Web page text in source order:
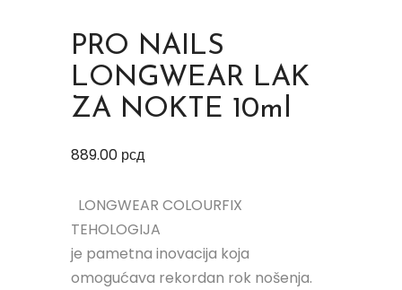
PRO NAILS
LONGWEAR LAK
ZA NOKTE 10ml
889.00 рсд
LONGWEAR COLOURFIX
TEHOLOGIJA
je pametna inovacija koja
omogućava rekordan rok nošenja.